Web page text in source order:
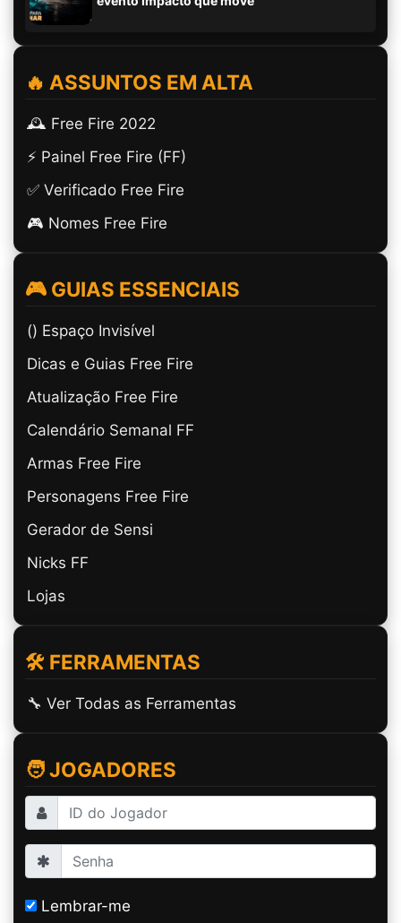
🔥 ASSUNTOS EM ALTA
🕰️ Free Fire 2022
⚡ Painel Free Fire (FF)
✅ Verificado Free Fire
🎮 Nomes Free Fire
🎮 GUIAS ESSENCIAIS
(ㅤ) Espaço Invisível
Dicas e Guias Free Fire
Atualização Free Fire
Calendário Semanal FF
Armas Free Fire
Personagens Free Fire
Gerador de Sensi
Nicks FF
Lojas
🛠️ FERRAMENTAS
🔧 Ver Todas as Ferramentas
🧑 JOGADORES
Lembrar-me